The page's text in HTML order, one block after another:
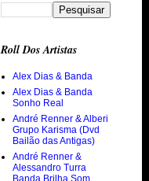
Roll Dos Artistas
Alex Dias & Banda
Alex Dias & Banda
Sonho Real
André Renner & Alberi
Grupo Karisma (Dvd
Bailão das Antigas)
André Renner &
Alessandro Turra
Banda Brilha Som